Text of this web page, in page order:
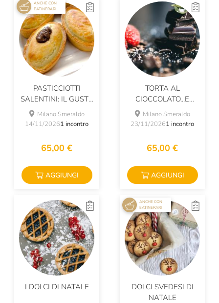
ANCHE CON
EATINERARI
PASTICCIOTTI
SALENTINI: IL GUSTO
AUTENTICO DELLA
TRADIZIONE
Milano Smeraldo
14/11/20261 incontro
65,00 €
AGGIUNGI
TORTA AL
CIOCCOLATO...E
LAMPONI!
Milano Smeraldo
23/11/20261 incontro
65,00 €
AGGIUNGI
I DOLCI DI NATALE
ANCHE CON
EATINERARI
DOLCI SVEDESI DI
NATALE